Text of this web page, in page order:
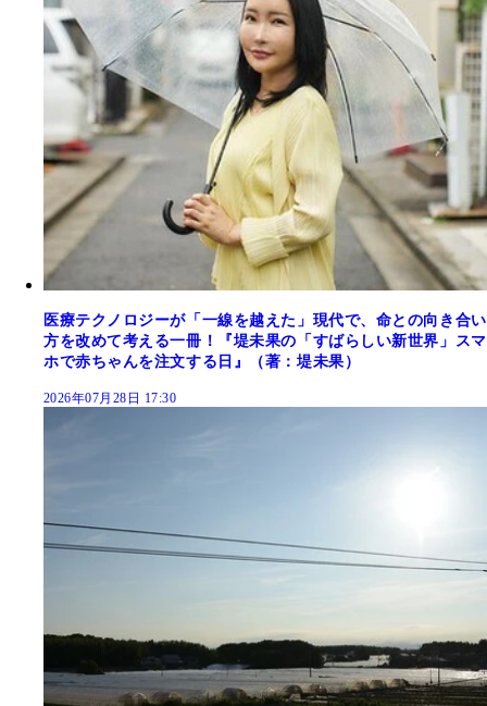
医療テクノロジーが「一線を越えた」現代で、命との向き合い
方を改めて考える一冊！『堤未果の「すばらしい新世界」スマ
ホで赤ちゃんを注文する日』（著：堤未果）
2026年07月28日 17:30